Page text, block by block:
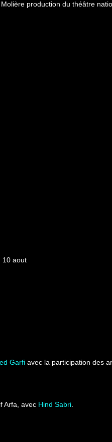
production du théâtre
10 aout
Garfi avec la participation des
Arfa, avec Hind Sabri.